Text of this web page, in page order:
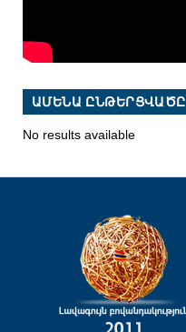
ԱՄԵՆԱ ԸՆԹԵՐՑՎԱԾԸ
No results available